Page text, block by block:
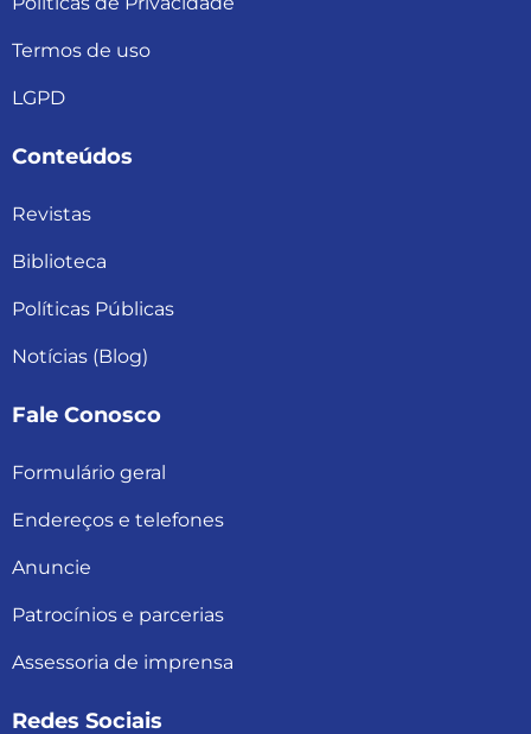
Termos de uso
LGPD
Conteúdos
Revistas
Biblioteca
Políticas Públicas
Notícias (Blog)
Fale Conosco
Formulário geral
Endereços e telefones
Anuncie
Patrocínios e parcerias
Assessoria de imprensa
Redes Sociais